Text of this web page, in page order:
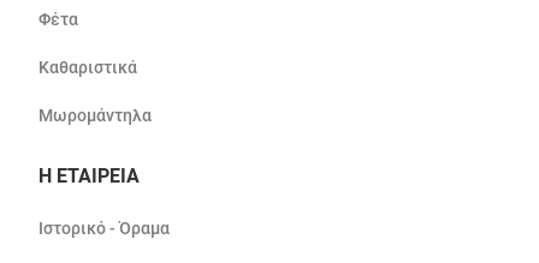
Φέτα
Καθαριστικά
Μωρομάντηλα
Η ΕΤΑΙΡΕΙΑ
Ιστορικό - Όραμα